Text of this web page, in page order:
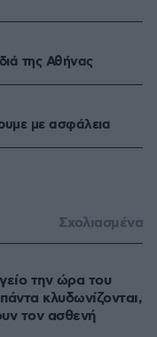
της Αθήνας
με ασφάλεια
Σχολιασμένα
την ώρα του
κλυδωνίζονται,
τον ασθενή